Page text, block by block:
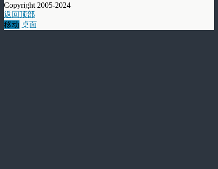
Copyright 2005-2024
返回顶部
移动 桌面